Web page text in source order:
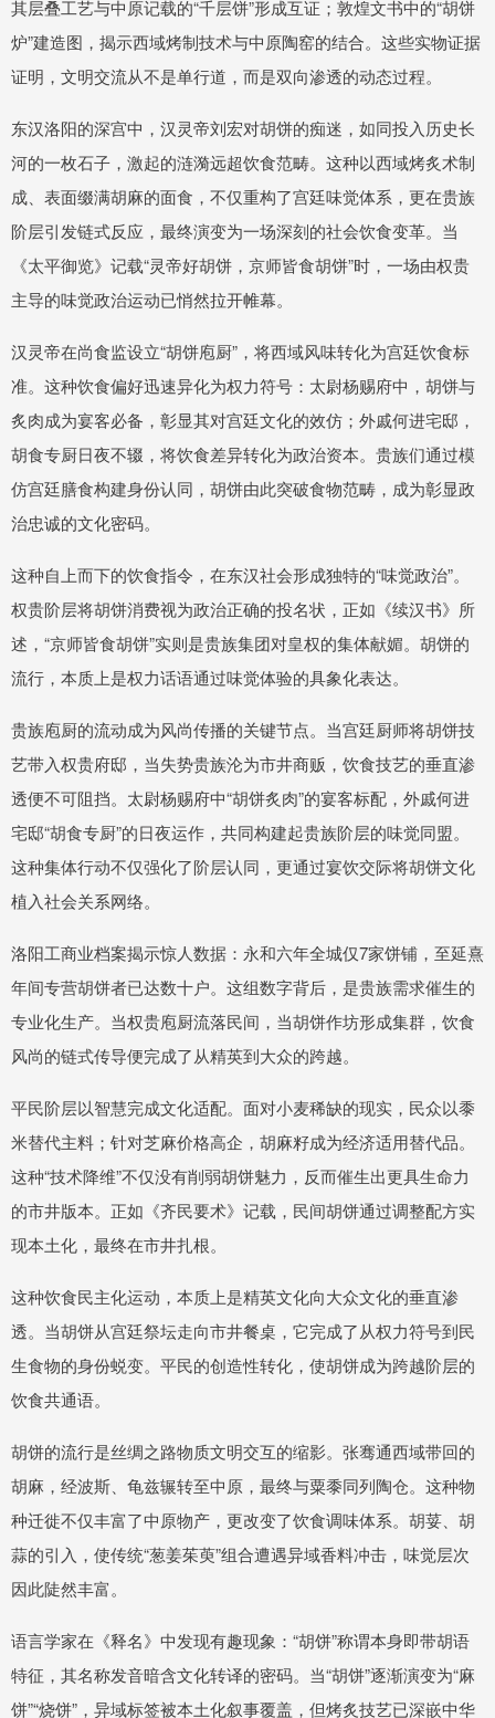
其层叠工艺与中原记载的“千层饼”形成互证；敦煌文书中的“胡饼
炉”建造图，揭示西域烤制技术与中原陶窑的结合。这些实物证据
证明，文明交流从不是单行道，而是双向渗透的动态过程。
东汉洛阳的深宫中，汉灵帝刘宏对胡饼的痴迷，如同投入历史长
河的一枚石子，激起的涟漪远超饮食范畴。这种以西域烤炙术制
成、表面缀满胡麻的面食，不仅重构了宫廷味觉体系，更在贵族
阶层引发链式反应，最终演变为一场深刻的社会饮食变革。当
《太平御览》记载“灵帝好胡饼，京师皆食胡饼”时，一场由权贵
主导的味觉政治运动已悄然拉开帷幕。
汉灵帝在尚食监设立“胡饼庖厨”，将西域风味转化为宫廷饮食标
准。这种饮食偏好迅速异化为权力符号：太尉杨赐府中，胡饼与
炙肉成为宴客必备，彰显其对宫廷文化的效仿；外戚何进宅邸，
胡食专厨日夜不辍，将饮食差异转化为政治资本。贵族们通过模
仿宫廷膳食构建身份认同，胡饼由此突破食物范畴，成为彰显政
治忠诚的文化密码。
这种自上而下的饮食指令，在东汉社会形成独特的“味觉政治”。
权贵阶层将胡饼消费视为政治正确的投名状，正如《续汉书》所
述，“京师皆食胡饼”实则是贵族集团对皇权的集体献媚。胡饼的
流行，本质上是权力话语通过味觉体验的具象化表达。
贵族庖厨的流动成为风尚传播的关键节点。当宫廷厨师将胡饼技
艺带入权贵府邸，当失势贵族沦为市井商贩，饮食技艺的垂直渗
透便不可阻挡。太尉杨赐府中“胡饼炙肉”的宴客标配，外戚何进
宅邸“胡食专厨”的日夜运作，共同构建起贵族阶层的味觉同盟。
这种集体行动不仅强化了阶层认同，更通过宴饮交际将胡饼文化
植入社会关系网络。
洛阳工商业档案揭示惊人数据：永和六年全城仅7家饼铺，至延熹
年间专营胡饼者已达数十户。这组数字背后，是贵族需求催生的
专业化生产。当权贵庖厨流落民间，当胡饼作坊形成集群，饮食
风尚的链式传导便完成了从精英到大众的跨越。
平民阶层以智慧完成文化适配。面对小麦稀缺的现实，民众以黍
米替代主料；针对芝麻价格高企，胡麻籽成为经济适用替代品。
这种“技术降维”不仅没有削弱胡饼魅力，反而催生出更具生命力
的市井版本。正如《齐民要术》记载，民间胡饼通过调整配方实
现本土化，最终在市井扎根。
这种饮食民主化运动，本质上是精英文化向大众文化的垂直渗
透。当胡饼从宫廷祭坛走向市井餐桌，它完成了从权力符号到民
生食物的身份蜕变。平民的创造性转化，使胡饼成为跨越阶层的
饮食共通语。
胡饼的流行是丝绸之路物质文明交互的缩影。张骞通西域带回的
胡麻，经波斯、龟兹辗转至中原，最终与粟黍同列陶仓。这种物
种迁徙不仅丰富了中原物产，更改变了饮食调味体系。胡荽、胡
蒜的引入，使传统“葱姜茱萸”组合遭遇异域香料冲击，味觉层次
因此陡然丰富。
语言学家在《释名》中发现有趣现象：“胡饼”称谓本身即带胡语
特征，其名称发音暗含文化转译的密码。当“胡饼”逐渐演变为“麻
饼”“烧饼”，异域标签被本土化叙事覆盖，但烤炙技艺已深嵌中华